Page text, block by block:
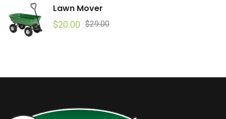
Lawn Mover
$29.00Original
$20.00
Current